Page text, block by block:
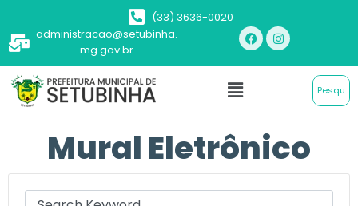
(33) 3636-0020
administracao@setubinha.
mg.gov.br
Mural Eletrônico